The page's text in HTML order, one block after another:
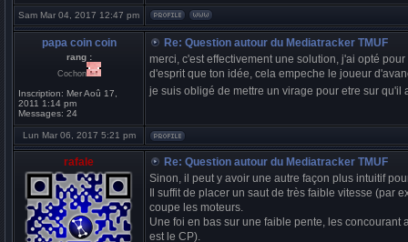
Sam Mar 04, 2017 12:47 pm
papa coin coin
rang :
Cochon
Inscription: Mer Aoû 17,
2011 1:14 pm
Messages: 24
Re: Question autour du Mediatracker TMUF
merci, c'est effectivement une solution, j'ai opté
d'esprit que ton idée, cela empeche le joueur
je suis obligé de mettre un virage pour etre sur qu'il
Lun Mar 06, 2017 5:21 pm
rafale
Re: Question autour du Mediatracker TMUF
Sinon, il peut y avoir une autre façon plus intuitif
Il suffit de placer un saut de très faible vitesse
coupe les moteurs.
Une foi en bas sur une faible pente, les
est le CP).